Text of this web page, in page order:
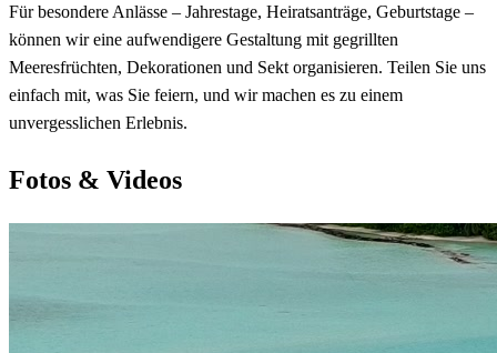
Für besondere Anlässe – Jahrestage, Heiratsanträge, Geburtstage –
können wir eine aufwendigere Gestaltung mit gegrillten
Meeresfrüchten, Dekorationen und Sekt organisieren. Teilen Sie uns
einfach mit, was Sie feiern, und wir machen es zu einem
unvergesslichen Erlebnis.
Fotos & Videos